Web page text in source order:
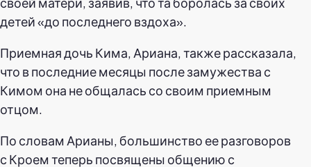
детей «до последнего вздоха».
Приемная дочь Кима, Ариана, также рассказала,
что в последние месяцы после замужества с
Кимом она не общалась со своим приемным
отцом.
По словам Арианы, большинство ее разговоров
с Кроем теперь посвящены общению с